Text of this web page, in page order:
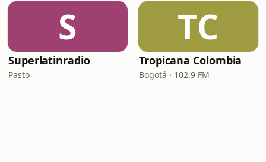
S
Superlatinradio
Pasto
TC
Tropicana Colombia
Bogotá · 102.9 FM